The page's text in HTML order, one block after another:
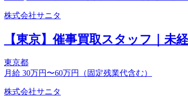
株式会社サニタ
【東京】催事買取スタッフ｜未
東京都
月給 30万円〜60万円（固定残業代含む）
株式会社サニタ